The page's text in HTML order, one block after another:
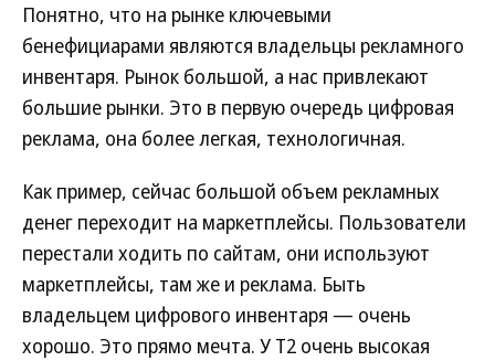
Понятно, что на рынке ключевыми
бенефициарами являются владельцы рекламного
инвентаря. Рынок большой, а нас привлекают
большие рынки. Это в первую очередь цифровая
реклама, она более легкая, технологичная.
Как пример, сейчас большой объем рекламных
денег переходит на маркетплейсы. Пользователи
перестали ходить по сайтам, они используют
маркетплейсы, там же и реклама. Быть
владельцем цифрового инвентаря — очень
хорошо. Это прямо мечта. У Т2 очень высокая